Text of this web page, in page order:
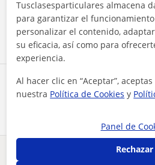
Comparte a este profesor
Contactar
Tusclasesparticulares almacena
para garantizar el
personalizar el contenido,
su eficacia, así como para
experiencia.
Al hacer clic en “Aceptar”,
nuestra Política de Cookies y
Panel de
Rechazar